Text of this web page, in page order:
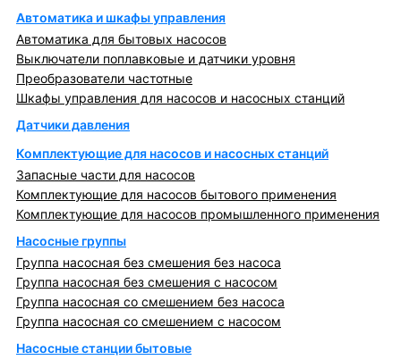
Автоматика и шкафы управления
Автоматика для бытовых насосов
Выключатели поплавковые и датчики уровня
Преобразователи частотные
Шкафы управления для насосов и насосных станций
Датчики давления
Комплектующие для насосов и насосных станций
Запасные части для насосов
Комплектующие для насосов бытового применения
Комплектующие для насосов промышленного применения
Насосные группы
Группа насосная без смешения без насоса
Группа насосная без смешения с насосом
Группа насосная со смешением без насоса
Группа насосная со смешением с насосом
Насосные станции бытовые